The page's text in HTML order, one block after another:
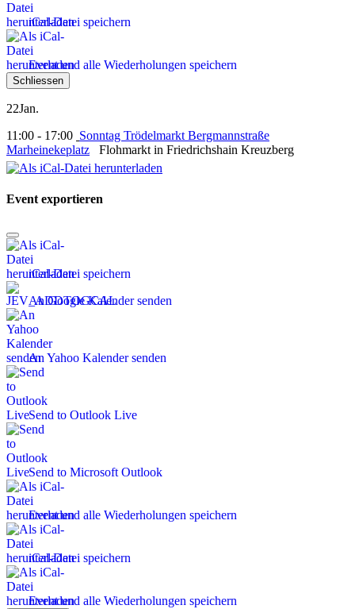
iCal-Datei speichern
Event und alle Wiederholungen speichern
Schliessen
22Jan.
11:00 - 17:00 Sonntag Trödelmarkt Bergmannstraße
Marheinekeplatz Flohmarkt in Friedrichshain Kreuzberg
Event exportieren
iCal-Datei speichern
An Google Kalender senden
An Yahoo Kalender senden
Send to Outlook Live
Send to Microsoft Outlook
Event und alle Wiederholungen speichern
iCal-Datei speichern
Event und alle Wiederholungen speichern